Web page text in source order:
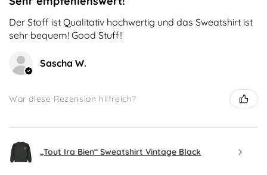
Der Stoff ist Qualitativ hochwertig und das Sweatshirt ist
sehr bequem! Good Stuff!!
Sascha W.
War diese Rezension hilfreich?
„Tout Ira Bien“ Sweatshirt Vintage Black